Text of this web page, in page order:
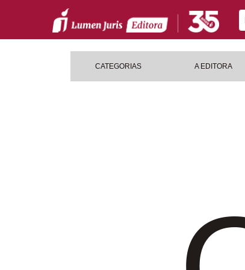
CATEGORIAS A EDITORA